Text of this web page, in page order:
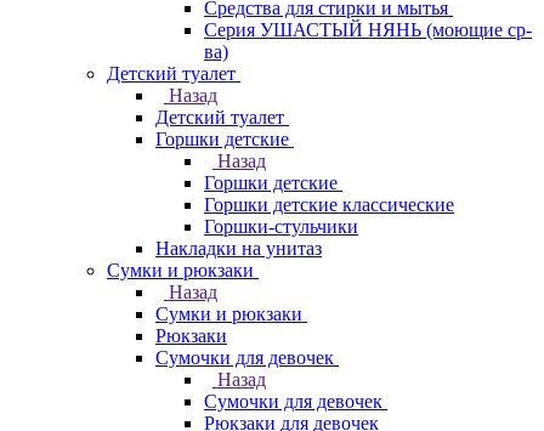
Средства для стирки и мытья
Серия УШАСТЫЙ НЯНЬ (моющие ср-
ва)
Детский туалет
Назад
Детский туалет
Горшки детские
Назад
Горшки детские
Горшки детские классические
Горшки-стульчики
Накладки на унитаз
Сумки и рюкзаки
Назад
Сумки и рюкзаки
Рюкзаки
Сумочки для девочек
Назад
Сумочки для девочек
Рюкзаки для девочек